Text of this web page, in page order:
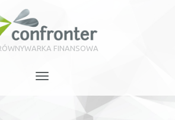
FINANSOWA
navigation